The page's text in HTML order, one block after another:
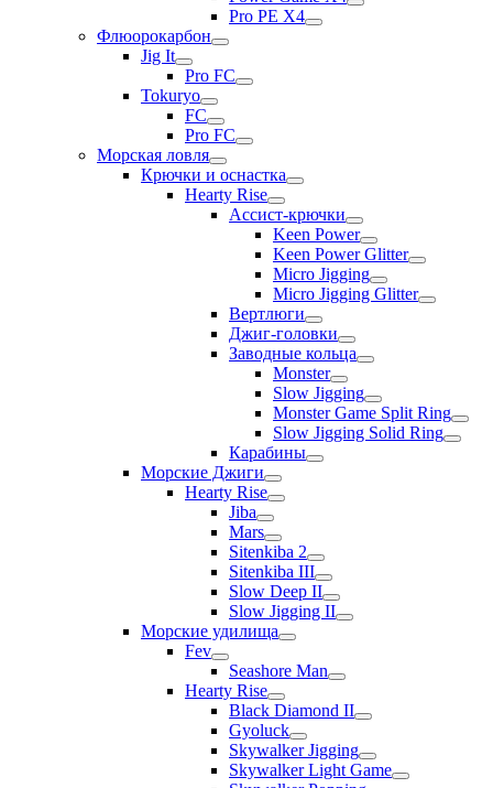
Pro PE X4
Флюорокарбон
Jig It
Pro FC
Tokuryo
FC
Pro FC
Морская ловля
Крючки и оснастка
Hearty Rise
Ассист-крючки
Keen Power
Keen Power Glitter
Micro Jigging
Micro Jigging Glitter
Вертлюги
Джиг-головки
Заводные кольца
Monster
Slow Jigging
Monster Game Split Ring
Slow Jigging Solid Ring
Карабины
Морские Джиги
Hearty Rise
Jiba
Mars
Sitenkiba 2
Sitenkiba III
Slow Deep II
Slow Jigging II
Морские удилища
Fev
Seashore Man
Hearty Rise
Black Diamond II
Gyoluck
Skywalker Jigging
Skywalker Light Game